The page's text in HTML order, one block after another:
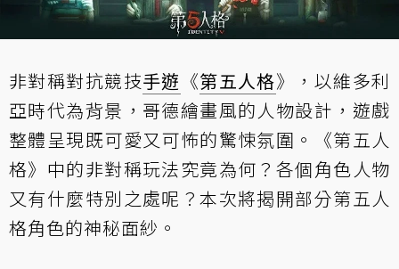
非對稱對抗競技手遊 《第五人格》，以維多利
亞時代為背景，哥德繪畫風的人物設計，遊戲
整體呈現既可愛又可怖的驚悚氛圍。《第五人
格》中的非對稱玩法究竟為何？各個角色人物
又有什麼特別之處呢？本次將揭開部分第五人
格角色的神秘面紗。